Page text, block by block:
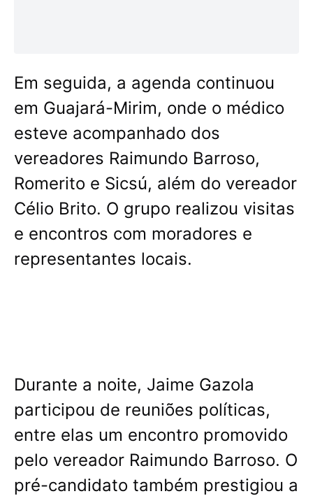
Em seguida, a agenda continuou
em Guajará-Mirim, onde o médico
esteve acompanhado dos
vereadores Raimundo Barroso,
Romerito e Sicsú, além do vereador
Célio Brito. O grupo realizou visitas
e encontros com moradores e
representantes locais.
Durante a noite, Jaime Gazola
participou de reuniões políticas,
entre elas um encontro promovido
pelo vereador Raimundo Barroso. O
pré-candidato também prestigiou a